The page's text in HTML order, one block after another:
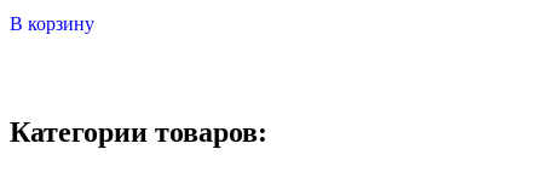
В корзину
Категории товаров: